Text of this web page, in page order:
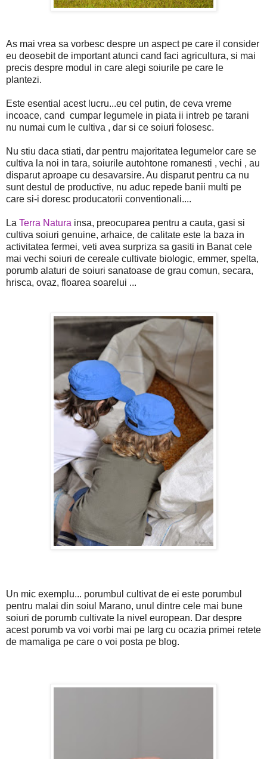
As mai vrea sa vorbesc despre un aspect pe care il consider
eu deosebit de important atunci cand faci agricultura, si mai
precis despre modul in care alegi soiurile pe care le
plantezi.
Este esential acest lucru...eu cel putin, de ceva vreme
incoace, cand cumpar legumele in piata ii intreb pe tarani
nu numai cum le cultiva , dar si ce soiuri folosesc.
Nu stiu daca stiati, dar pentru majoritatea legumelor care se
cultiva la noi in tara, soiurile autohtone romanesti , vechi , au
disparut aproape cu desavarsire. Au disparut pentru ca nu
sunt destul de productive, nu aduc repede banii multi pe
care si-i doresc producatorii conventionali....
La Terra Natura insa, preocuparea pentru a cauta, gasi si
cultiva soiuri genuine, arhaice, de calitate este la baza in
activitatea fermei, veti avea surpriza sa gasiti in Banat cele
mai vechi soiuri de cereale cultivate biologic, emmer, spelta,
porumb alaturi de soiuri sanatoase de grau comun, secara,
hrisca, ovaz, floarea soarelui ...
Un mic exemplu... porumbul cultivat de ei este porumbul
pentru malai din soiul Marano, unul dintre cele mai bune
soiuri de porumb cultivate la nivel european. Dar despre
acest porumb va voi vorbi mai pe larg cu ocazia primei retete
de mamaliga pe care o voi posta pe blog.